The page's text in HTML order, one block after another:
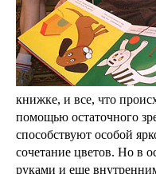
книжке, и все, что
помощью остаточного
способствуют особой
сочетание цветов. Но в
руками и еще